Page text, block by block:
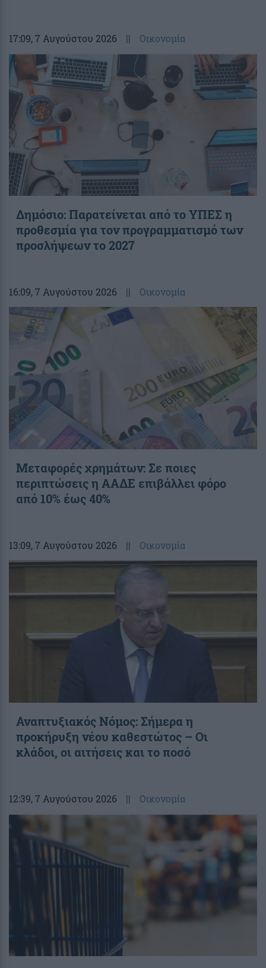
17:09, 7 Αυγούστου 2026 || Οικονομία
Δημόσιο: Παρατείνεται από το ΥΠΕΣ η
προθεσμία για τον προγραμματισμό των
προσλήψεων το 2027
16:09, 7 Αυγούστου 2026 || Οικονομία
Μεταφορές χρημάτων: Σε ποιες
περιπτώσεις η ΑΑΔΕ επιβάλλει φόρο
από 10% έως 40%
13:09, 7 Αυγούστου 2026 || Οικονομία
Αναπτυξιακός Νόμος: Σήμερα η
προκήρυξη νέου καθεστώτος – Οι
κλάδοι, οι αιτήσεις και το ποσό
12:39, 7 Αυγούστου 2026 || Οικονομία